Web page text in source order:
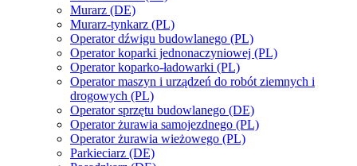
Murarz (DE)
Murarz-tynkarz (PL)
Operator dźwigu budowlanego (PL)
Operator koparki jednonaczyniowej (PL)
Operator koparko-ładowarki (PL)
Operator maszyn i urządzeń do robót ziemnych i
drogowych (PL)
Operator sprzętu budowlanego (DE)
Operator żurawia samojezdnego (PL)
Operator żurawia wieżowego (PL)
Parkieciarz (DE)